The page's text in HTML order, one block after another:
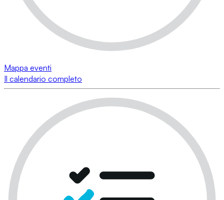
Mappa eventi
Il calendario completo